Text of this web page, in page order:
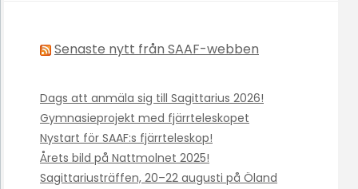
Senaste nytt från SAAF-webben
Dags att anmäla sig till Sagittarius 2026!
Gymnasieprojekt med fjärrteleskopet
Nystart för SAAF:s fjärrteleskop!
Årets bild på Nattmolnet 2025!
Sagittariusträffen, 20–22 augusti på Öland